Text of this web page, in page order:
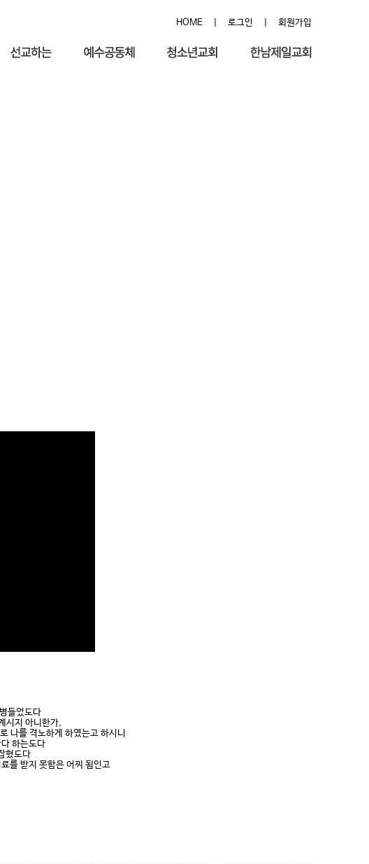
HOME 로그인 회원가입
들었도다
시지 아니한가,
나를 격노하게 하였는고 하시니
하는도다
혔도다
를 받지 못함은 어찌 됨인고